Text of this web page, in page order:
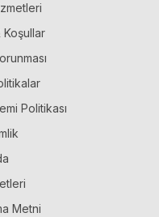
Koşullar
Politikası
Metni